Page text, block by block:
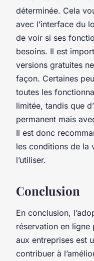
déterminée. Cela
avec l’interface du
de voir si ses
besoins. Il est
versions gratuites
façon. Certaines
toutes les
limitée, tandis que
permanent mais
Il est donc
les conditions de la
l’utiliser.
Conclusion
En conclusion,
réservation en
aux entreprises est
contribuer à